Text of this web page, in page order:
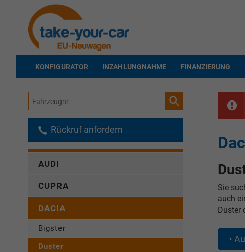
KONFIGURATOR INZAHLUNGNAHME FINANZIERUNG
Sie
auch
Duster
Fahrzeugnr.
Rückruf anfordern
AUDI
CUPRA
DACIA
Bigster
Duster